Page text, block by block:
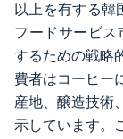
以上を有する韓
フードサービス
するための戦略
費者はコーヒー
産地、醸造技術
示しています。